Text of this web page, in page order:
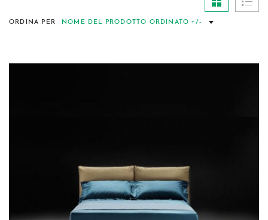
ORDINA PER NOME DEL PRODOTTO ORDINATO +/-